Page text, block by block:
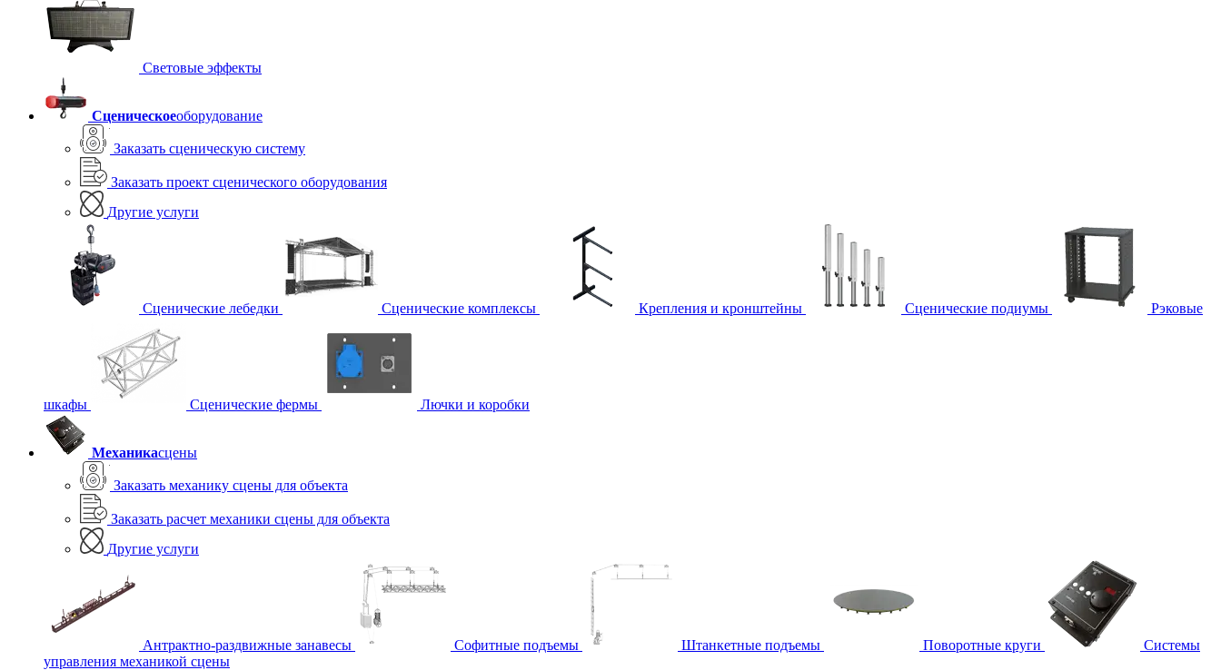
Световые эффекты
Сценическоеоборудование
Заказать сценическую систему
Заказать проект сценического оборудования
Другие услуги
Сценические лебедки Сценические комплексы Крепления и кронштейны Сценические подиумы Рэковые
шкафы Сценические фермы Лючки и коробки
Механикасцены
Заказать механику сцены для объекта
Заказать расчет механики сцены для объекта
Другие услуги
Антрактно-раздвижные занавесы Софитные подъемы Штанкетные подъемы Поворотные круги
Системы
управления механикой сцены